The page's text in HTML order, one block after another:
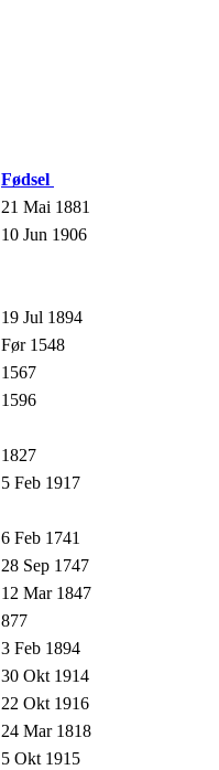
Fødsel
21 Mai 1881
10 Jun 1906
19 Jul 1894
Før 1548
1567
1596
1827
5 Feb 1917
6 Feb 1741
28 Sep 1747
12 Mar 1847
877
3 Feb 1894
30 Okt 1914
22 Okt 1916
24 Mar 1818
5 Okt 1915